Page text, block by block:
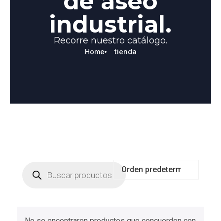
industrial.
Recorre nuestro catálogo.
Home tienda